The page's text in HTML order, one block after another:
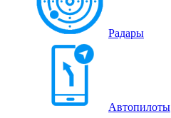
Радары
Автопилоты